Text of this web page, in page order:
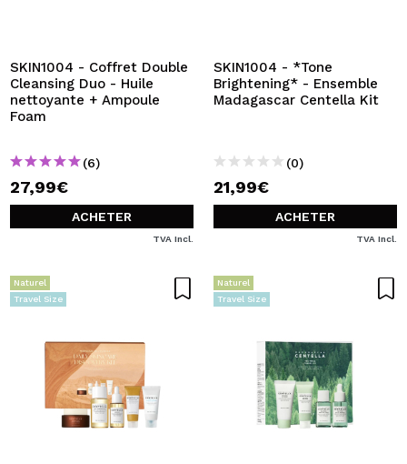
effectuer vos achats rapidement, vérifier l'état de vos
commandes et consulter vos opérations précédentes.
SKIN1004 - Coffret Double
Cleansing Duo - Huile
nettoyante + Ampoule
Foam
(6)
27,99€
ACHETER
TVA Incl.
SKIN1004 - *Tone
Brightening* - Ensemble
Madagascar Centella Kit
(0)
21,99€
ACHETER
TVA Incl.
Naturel
Travel Size
Naturel
Travel Size